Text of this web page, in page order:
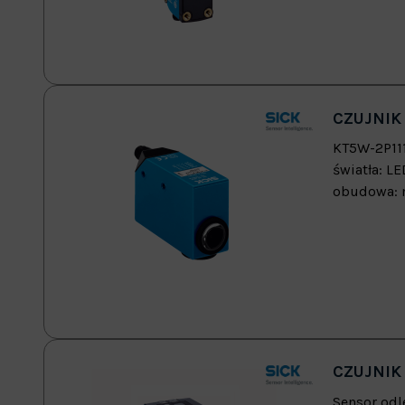
CZUJNIK
KT5W-
światła:
obudowa:
CZUJNIK